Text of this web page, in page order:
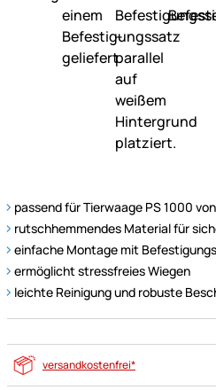
passend für Tierwaage PS 1000
rutschhemmendes Material für
einfache Montage mit
ermöglicht stressfreies Wiegen
leichte Reinigung und robuste
versandkostenfrei*